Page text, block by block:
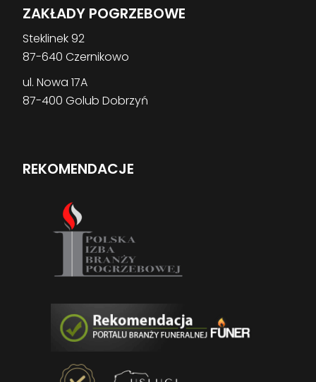
ZAKŁADY POGRZEBOWE
Steklinek 92
87-640 Czernikowo
ul. Nowa 17A
87-400 Golub Dobrzyń
REKOMENDACJE